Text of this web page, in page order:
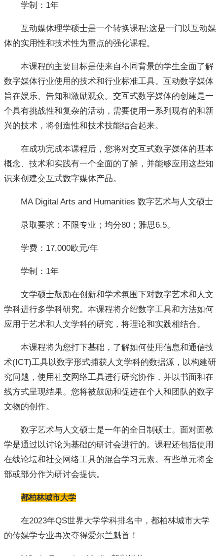
学制：1年
互动媒体理学硕士是一个转换课程;这是一门以互动媒
体的实用性和技术性为重点的强化课程。
本课程的主要目标是使来自不同背景的学生全面了解
数字媒体行业使用的技术和行业标准工具。互动数字媒体
旨在娱乐、告知和激励观众。交互式数字媒体的创建是一
个具有挑战性和复杂的活动，需要使用一系列现有的和新
兴的技术，将创造性和技术技能结合起来。
在成功完成本课程后，您将对交互式数字媒体的基本
概念、技术和实践有一个全面的了解，并能够应用这些知
识来创建交互式数字媒体产品。
MA Digital Arts and Humanities 数字艺术与人文硕士
录取要求：不限专业；均分80；雅思6.5。
学费：17,000欧元/年
学制：1年
文学硕士鼓励在创新和学术氛围下对数字艺术和人文
学科进行多学科研究。本课程将介绍数字工具和方法如何
应用于艺术和人文学科的研究，将理论和实践相结合。
本课程将为您打下基础，了解如何使用信息和通信技
术(ICT)工具以数字形式捕获人文学科的数据源，以构建研
究问题，使用社交网络工具进行研究协作，并以书面和在
线方式呈现结果。您将被鼓励和促进在个人和团队的数字
文物的创作。
数字艺术与人文硕士是一年的全日制硕士。面对面教
学是通过以讨论为基础的研讨会进行的。课程还包括使用
在线论坛和社交网络工具的混合学习元素。有些单元将全
部或部分作为研讨会提供。
都柏林城市大学
在2023年QS世界大学学科排名中，都柏林城市大学
的传媒学专业再次夺得爱尔兰魁首！